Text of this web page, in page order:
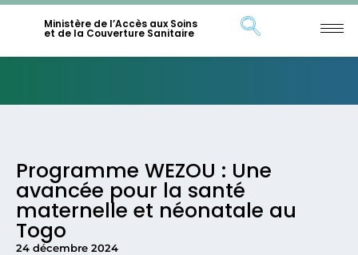
Ministère de l’Accès aux Soins
et de la Couverture Sanitaire
Programme WEZOU : Une
avancée pour la santé
maternelle et néonatale au
Togo
24 décembre 2024